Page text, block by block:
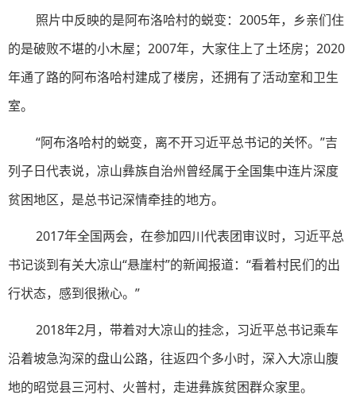
照片中反映的是阿布洛哈村的蜕变：2005年，乡亲们住
的是破败不堪的小木屋；2007年，大家住上了土坯房；2020
年通了路的阿布洛哈村建成了楼房，还拥有了活动室和卫生
室。
“阿布洛哈村的蜕变，离不开习近平总书记的关怀。”吉
列子日代表说，凉山彝族自治州曾经属于全国集中连片深度
贫困地区，是总书记深情牵挂的地方。
2017年全国两会，在参加四川代表团审议时，习近平总
书记谈到有关大凉山“悬崖村”的新闻报道：“看着村民们的出
行状态，感到很揪心。”
2018年2月，带着对大凉山的挂念，习近平总书记乘车
沿着坡急沟深的盘山公路，往返四个多小时，深入大凉山腹
地的昭觉县三河村、火普村，走进彝族贫困群众家里。